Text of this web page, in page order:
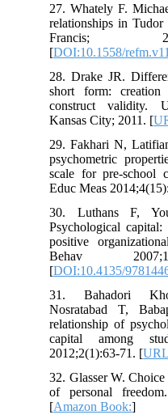
27. Whately F.
relationships in
[DOI:10.1558/
28. Drake JR.
short form:
construct validity.
Kansas City; 2011. [
29. Fakhari N,
psychometric
scale for pre-
Educ Meas
30. Luthans F,
Psychological
positive
Behav
[DOI:10.4135/
31. Bahadori
Nosratabad T,
relationship of
capital among
2012;2(1):63-71. [
32. Glasser W.
of personal
[Amazon Book: